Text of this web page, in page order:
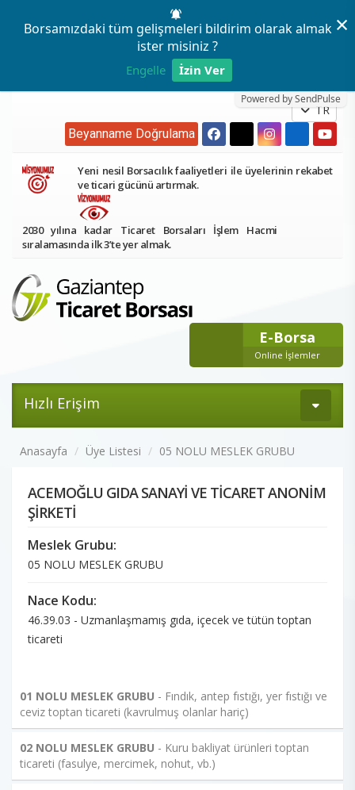
Borsamızdaki tüm gelişmeleri bildirim olarak almak
ister misiniz ?
Engelle İzin Ver
Powered by SendPulse
×
TR
Beyanname Doğrulama
Yeni nesil Borsacılık faaliyetleri ile üyelerinin rekabet
ve ticari gücünü artırmak.
2030 yılına kadar Ticaret Borsaları İşlem Hacmi
sıralamasında ilk 3’te yer almak.
E-Borsa
Online İşlemler
Hızlı Erişim
Anasayfa Üye Listesi 05 NOLU MESLEK GRUBU
ACEMOĞLU GIDA SANAYİ VE TİCARET ANONİM
ŞİRKETİ
Meslek Grubu:
05 NOLU MESLEK GRUBU
Nace Kodu:
46.39.03 - Uzmanlaşmamış gıda, içecek ve tütün toptan
ticareti
01 NOLU MESLEK GRUBU - Fındık, antep fıstığı, yer fıstığı ve
ceviz toptan ticareti (kavrulmuş olanlar hariç)
02 NOLU MESLEK GRUBU - Kuru bakliyat ürünleri toptan
ticareti (fasulye, mercimek, nohut, vb.)